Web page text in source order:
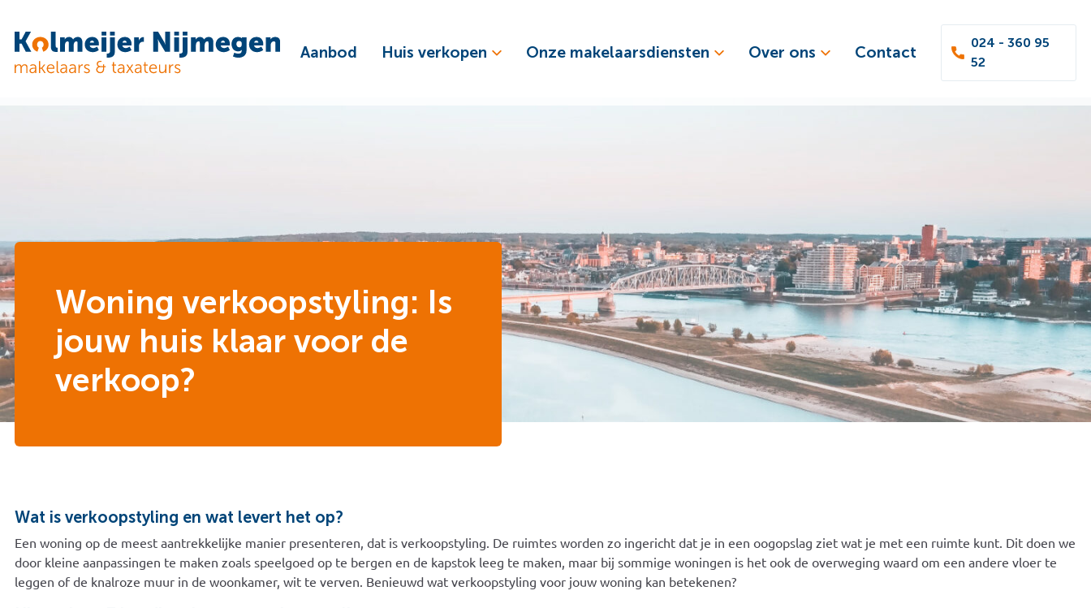
Aanbod Huis verkopen Onze makelaarsdiensten Over ons Contact
024 - 360 95
52
Woning verkoopstyling: Is
jouw huis klaar voor de
verkoop?
Wat is verkoopstyling en wat levert het op?
Een woning op de meest aantrekkelijke manier presenteren, dat is verkoopstyling. De ruimtes worden zo ingericht dat je in een oogopslag ziet wat je met een ruimte kunt. Dit doen we
door kleine aanpassingen te maken zoals speelgoed op te bergen en de kapstok leeg te maken, maar bij sommige woningen is het ook de overweging waard om een andere vloer te
leggen of de knalroze muur in de woonkamer, wit te verven. Benieuwd wat verkoopstyling voor jouw woning kan betekenen?